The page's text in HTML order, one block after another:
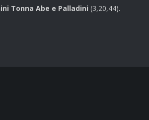
Tonna Abe e Palladini (3,20,44).